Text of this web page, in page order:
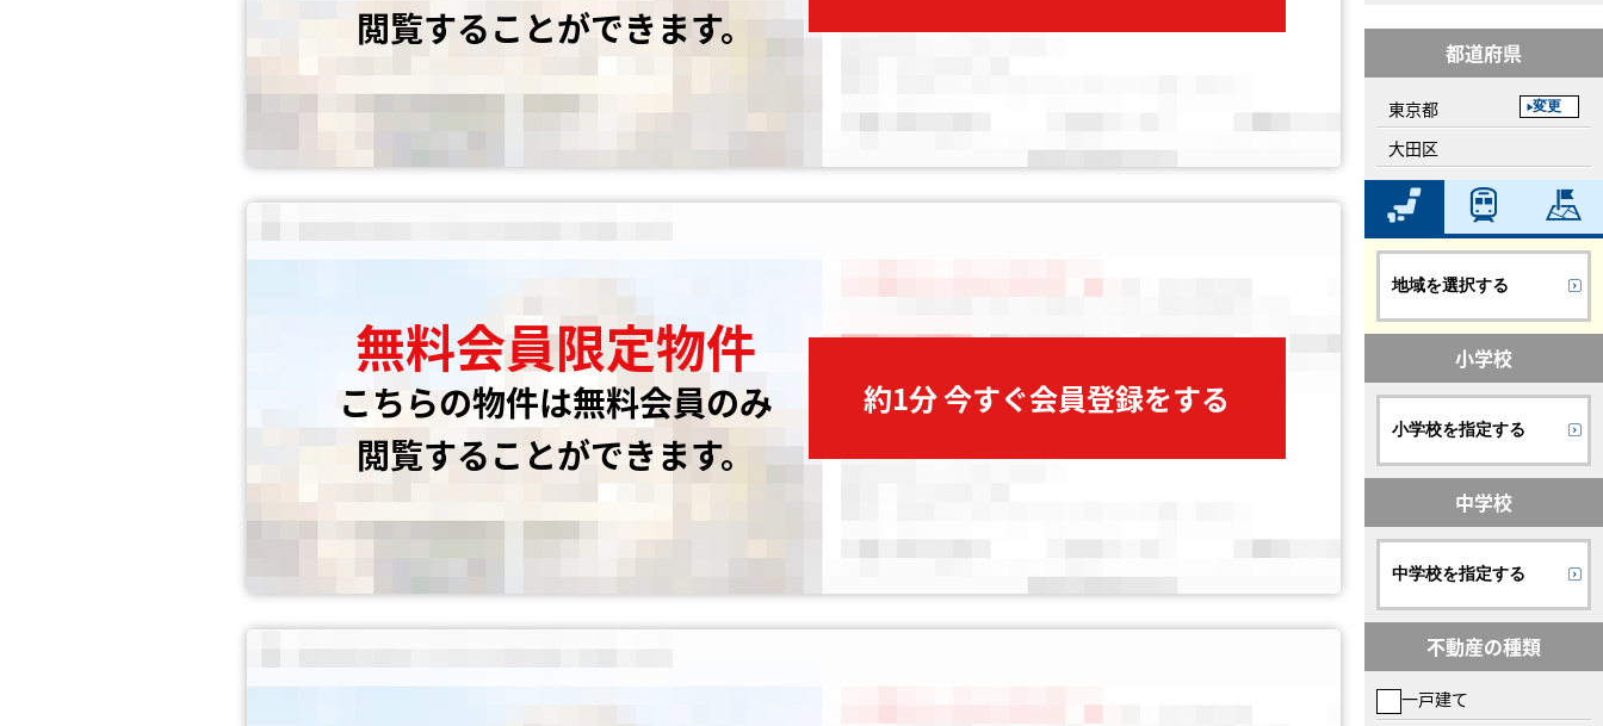
閲覧することができます。
無料会員限定物件
こちらの物件は無料会員のみ
閲覧することができます。
約1分 今すぐ会員登録をする
都道府県
東京都 変更
大田区
地域を選択する
小学校
小学校を指定する
中学校
中学校を指定する
不動産の種類
一戸建て